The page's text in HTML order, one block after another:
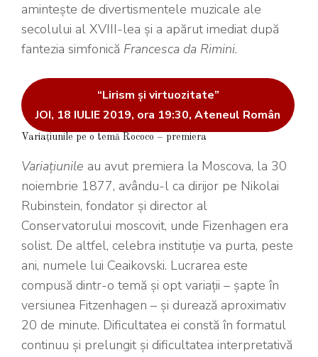
amintește de divertismentele muzicale ale
secolului al XVIII-lea și a apărut imediat după
fantezia simfonică Francesca da Rimini.
“Lirism și virtuozitate”
JOI, 18 IULIE 2019, ora 19:30, Ateneul Român
Variațiunile pe o temă Rococo – premiera
Variațiunile au avut premiera la Moscova, la 30
noiembrie 1877, avându-l ca dirijor pe Nikolai
Rubinstein, fondator și director al
Conservatorului moscovit, unde Fizenhagen era
solist. De altfel, celebra instituție va purta, peste
ani, numele lui Ceaikovski. Lucrarea este
compusă dintr-o temă și opt variații – șapte în
versiunea Fitzenhagen – și durează aproximativ
20 de minute. Dificultatea ei constă în formatul
continuu și prelungit și dificultatea interpretativă